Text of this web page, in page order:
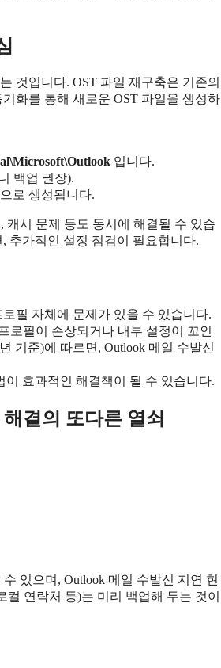
것입니다. OST 파일 재구축은 기존의
화를 통해 새로운 OST 파일을 생성하
입니다.
백업 권장).
로 생성됩니다.
캐시 문제 등도 동시에 해결될 수 있습
추가적인 설정 점검이 필요합니다.
필 자체에 문제가 있을 수 있습니다.
로필이 손상되거나 내부 설정이 꼬인
기준)에 따르면, Outlook 메일 수발신
효과적인 해결책이 될 수 있습니다.
결의 또다른 열쇠
있으며, Outlook 메일 수발신 지연 현
연락처 등)는 미리 백업해 두는 것이